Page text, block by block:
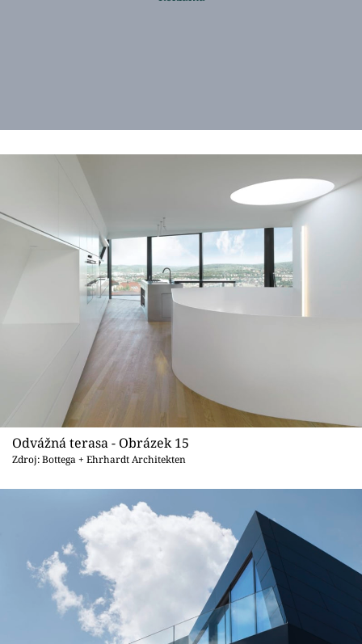
Odvážná terasa - Obrázek 15
Zdroj: Bottega + Ehrhardt Architekten